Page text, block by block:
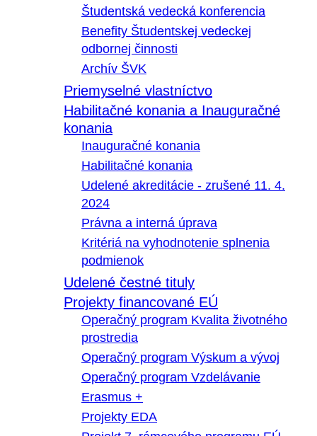
Študentská vedecká konferencia
Benefity Študentskej vedeckej
odbornej činnosti
Archív ŠVK
Priemyselné vlastníctvo
Habilitačné konania a Inauguračné
konania
Inauguračné konania
Habilitačné konania
Udelené akreditácie - zrušené 11. 4.
2024
Právna a interná úprava
Kritériá na vyhodnotenie splnenia
podmienok
Udelené čestné tituly
Projekty financované EÚ
Operačný program Kvalita životného
prostredia
Operačný program Výskum a vývoj
Operačný program Vzdelávanie
Erasmus +
Projekty EDA